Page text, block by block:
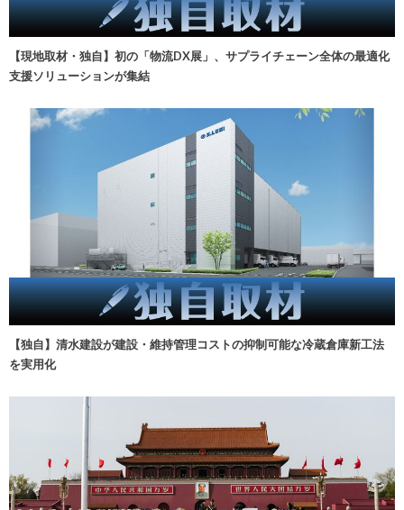
【現地取材・独自】初の「物流DX展」、サプライチェーン全体の最適化
支援ソリューションが集結
【独自】清水建設が建設・維持管理コストの抑制可能な冷蔵倉庫新工法
を実用化